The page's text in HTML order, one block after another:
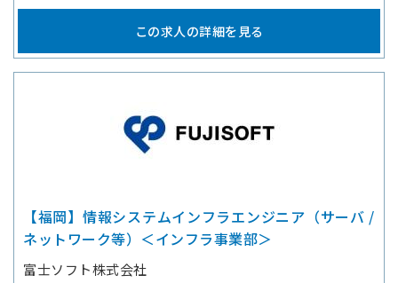
この求人の詳細を見る
【福岡】情報システムインフラエンジニア（サーバ /
ネットワーク等）＜インフラ事業部＞
富士ソフト株式会社